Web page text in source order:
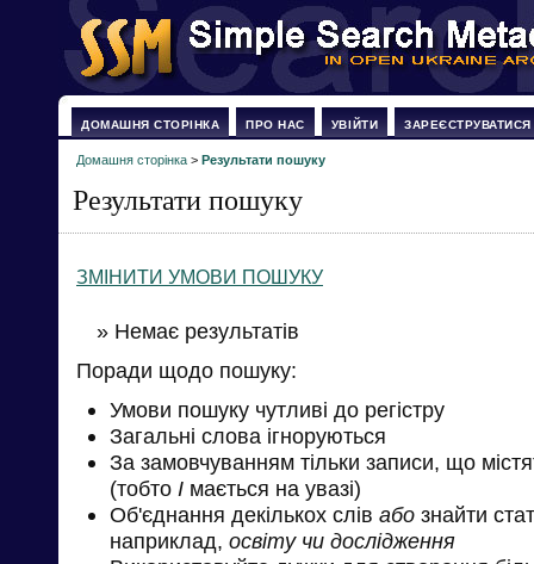
ДОМАШНЯ СТОРІНКА ПРО НАС УВІЙТИ ЗАРЕЄСТРУВАТИСЯ
Домашня сторінка > Результати пошуку
Результати пошуку
ЗМІНИТИ УМОВИ ПОШУКУ
» Немає результатів
Поради щодо пошуку:
Умови пошуку чутливі до регістру
Загальні слова ігноруються
За замовчуванням тільки записи, що
(тобто І мається на увазі)
Об'єднання декількох слів або знайти
наприклад, освіту чи дослідження